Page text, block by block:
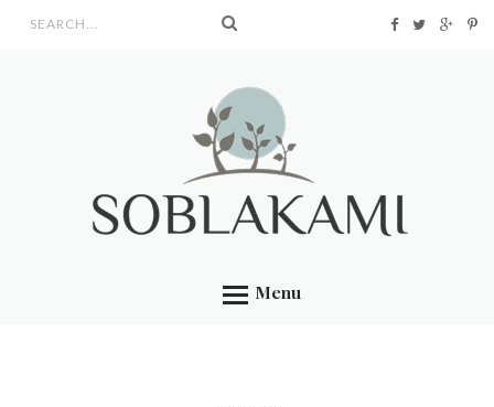
Menu